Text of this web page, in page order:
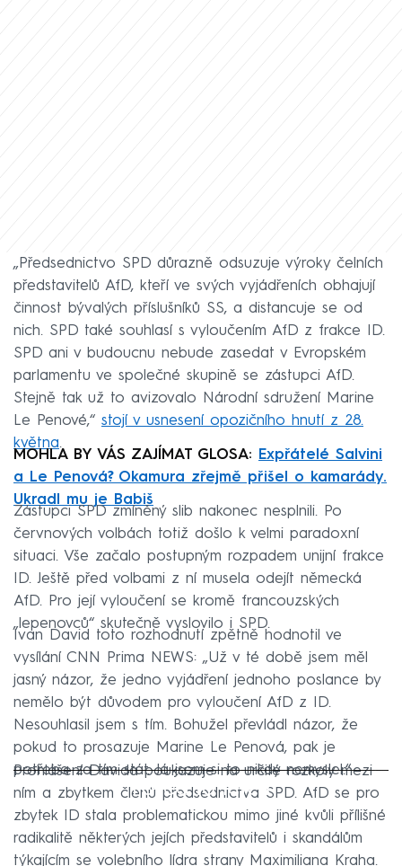
„Předsednictvo SPD důrazně odsuzuje výroky čelních
představitelů AfD, kteří ve svých vyjádřeních obhajují
činnost bývalých příslušníků SS, a distancuje se od
nich. SPD také souhlasí s vyloučením AfD z frakce ID.
SPD ani v budoucnu nebude zasedat v Evropském
parlamentu ve společné skupině se zástupci AfD.
Stejně tak už to avizovalo Národní sdružení Marine
Le Penové,“ stojí v usnesení opozičního hnutí z 28.
května.
MOHLA BY VÁS ZAJÍMAT GLOSA:
Expřátelé Salvini
a Le Penová? Okamura zřejmě přišel o kamarády.
Ukradl mu je Babiš
Zástupci SPD zmíněný slib nakonec nesplnili. Po
červnových volbách totiž došlo k velmi paradoxní
situaci. Vše začalo postupným rozpadem unijní frakce
ID. Ještě před volbami z ní musela odejít německá
AfD. Pro její vyloučení se kromě francouzských
„lepenovců“ skutečně vyslovilo i SPD.
Ivan David toto rozhodnutí zpětně hodnotil ve
vysílání CNN Prima NEWS: „Už v té době jsem měl
jasný názor, že jedno vyjádření jednoho poslance by
nemělo být důvodem pro vyloučení AfD z ID.
Nesouhlasil jsem s tím. Bohužel převládl názor, že
pokud to prosazuje Marine Le Penová, pak je
potřeba za tím stát. Já jsem si to nikdy nemyslel.“
Failed to fetch
Prohlášení Davida poukazuje na určité rozkoly mezi
ním a zbytkem členů předsednictva SPD. AfD se pro
zbytek ID stala problematickou mimo jiné kvůli přílišné
radikalitě některých jejích představitelů i skandálům
týkajícím se volebního lídra strany Maximiliana Kraha.